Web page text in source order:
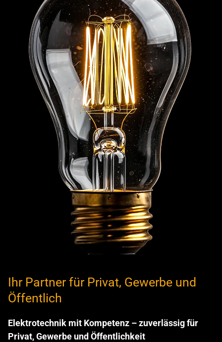
Ihr Partner für Privat, Gewerbe und
Öffentlich
Elektrotechnik mit Kompetenz – zuverlässig für
Privat, Gewerbe und Öffentlichkeit